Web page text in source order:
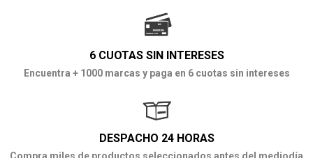
6 CUOTAS SIN INTERESES
Encuentra + 1000 marcas y paga en 6 cuotas sin intereses
DESPACHO 24 HORAS